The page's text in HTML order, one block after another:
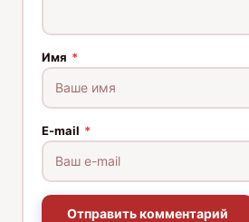
Имя *
E-mail *
Отправить комментарий